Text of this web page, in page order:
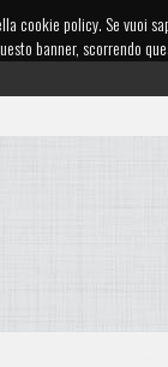
policy. Se vuoi
banner, scorrendo